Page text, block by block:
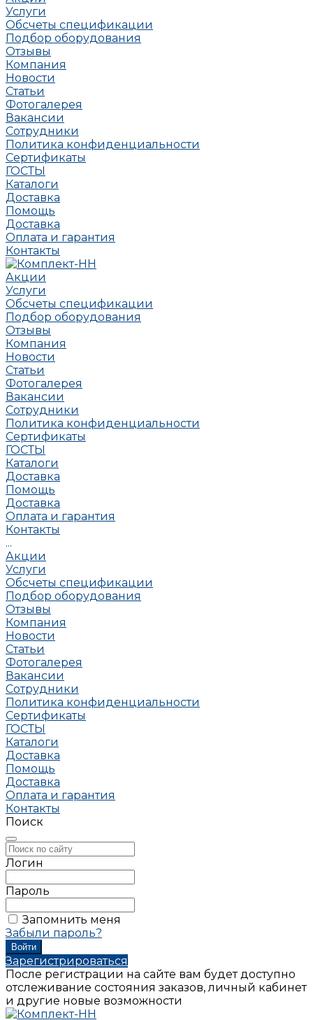
Услуги
Обсчеты спецификации
Подбор оборудования
Отзывы
Компания
Новости
Статьи
Фотогалерея
Вакансии
Сотрудники
Политика конфиденциальности
Сертификаты
ГОСТЫ
Каталоги
Доставка
Помощь
Доставка
Оплата и гарантия
Контакты
Акции
Услуги
Обсчеты спецификации
Подбор оборудования
Отзывы
Компания
Новости
Статьи
Фотогалерея
Вакансии
Сотрудники
Политика конфиденциальности
Сертификаты
ГОСТЫ
Каталоги
Доставка
Помощь
Доставка
Оплата и гарантия
Контакты
...
Акции
Услуги
Обсчеты спецификации
Подбор оборудования
Отзывы
Компания
Новости
Статьи
Фотогалерея
Вакансии
Сотрудники
Политика конфиденциальности
Сертификаты
ГОСТЫ
Каталоги
Доставка
Помощь
Доставка
Оплата и гарантия
Контакты
Поиск
Логин
Пароль
Запомнить меня
Забыли пароль?
Зарегистрироваться
После регистрации на сайте вам будет доступно
отслеживание состояния заказов, личный кабинет
и другие новые возможности